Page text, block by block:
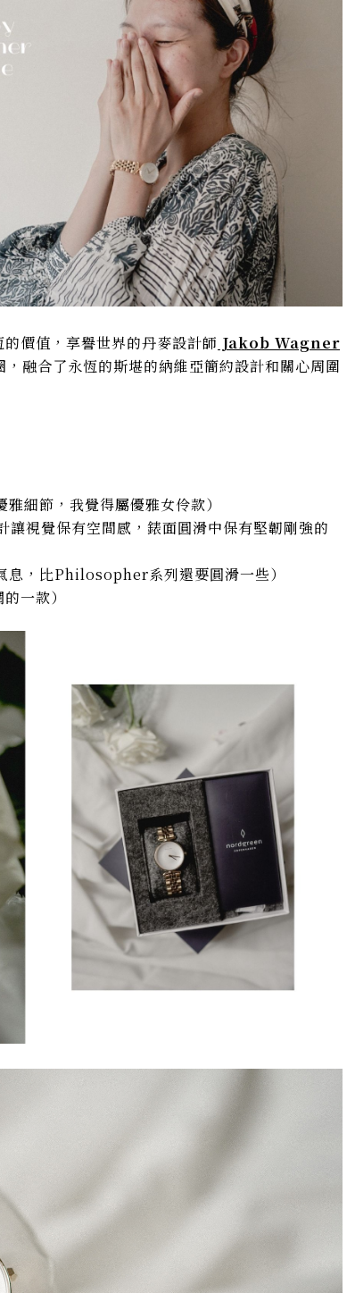
價值，享譽世界的丹麥設計師 Jakob Wagner
融合了永恆的斯堪的納維亞簡約設計和關心周圍
雅細節，我覺得屬優雅女伶款）
讓視覺保有空間感，錶面圓滑中保有堅韌剛強的
息，比Philosopher系列還要圓滑一些）
一款）